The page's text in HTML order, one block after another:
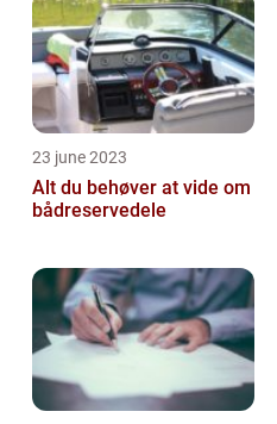
23 june 2023
Alt du behøver at vide om
bådreservedele